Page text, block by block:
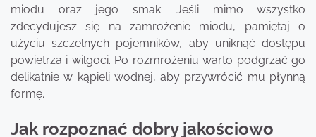
miodu oraz jego smak. Jeśli mimo wszystko
zdecydujesz się na zamrożenie miodu, pamiętaj o
użyciu szczelnych pojemników, aby uniknąć dostępu
powietrza i wilgoci. Po rozmrożeniu warto podgrzać go
delikatnie w kąpieli wodnej, aby przywrócić mu płynną
formę.
Jak rozpoznać dobry jakościowo